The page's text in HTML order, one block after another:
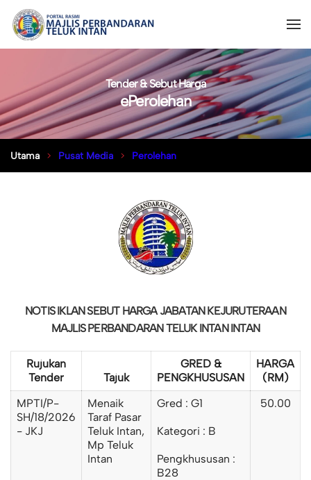
Tender & Sebut Harga
ePerolehan
Utama Pusat Media Perolehan
NOTIS IKLAN SEBUT HARGA JABATAN KEJURUTERAAN
MAJLIS PERBANDARAN TELUK INTAN INTAN
Rujukan
Tender
Tajuk
GRED &
PENGKHUSUSAN
HARGA
(RM)
MPTI/P-
SH/18/2026
- JKJ
Menaik
Taraf Pasar
Teluk Intan,
Mp Teluk
Intan
Gred : G1
Kategori : B
Pengkhususan :
B28
50.00